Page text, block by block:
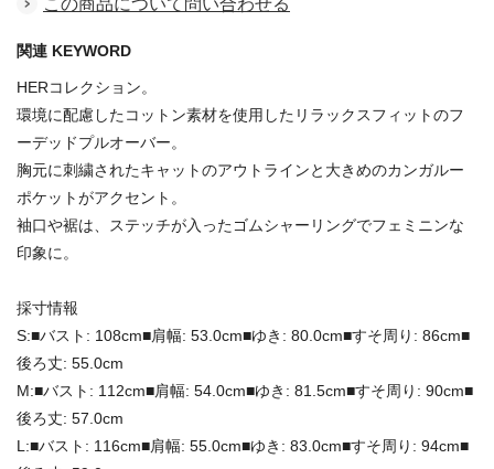
関連 KEYWORD
HERコレクション。
環境に配慮したコットン素材を使用したリラックスフィットのフ
ーデッドプルオーバー。
胸元に刺繍されたキャットのアウトラインと大きめのカンガルー
ポケットがアクセント。
袖口や裾は、ステッチが入ったゴムシャーリングでフェミニンな
印象に。
採寸情報
S:■バスト: 108cm■肩幅: 53.0cm■ゆき: 80.0cm■すそ周り: 86cm■
後ろ丈: 55.0cm
M:■バスト: 112cm■肩幅: 54.0cm■ゆき: 81.5cm■すそ周り: 90cm■
後ろ丈: 57.0cm
L:■バスト: 116cm■肩幅: 55.0cm■ゆき: 83.0cm■すそ周り: 94cm■